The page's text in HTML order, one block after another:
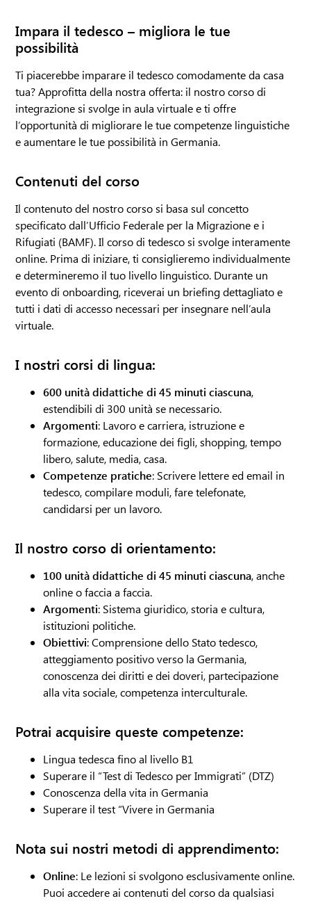
Impara il tedesco – migliora le tue
possibilità
Ti piacerebbe imparare il tedesco comodamente da casa
tua? Approfitta della nostra offerta: il nostro corso di
integrazione si svolge in aula virtuale e ti offre
l’opportunità di migliorare le tue competenze linguistiche
e aumentare le tue possibilità in Germania.
Contenuti del corso
Il contenuto del nostro corso si basa sul concetto
specificato dall’Ufficio Federale per la Migrazione e i
Rifugiati (BAMF). Il corso di tedesco si svolge interamente
online. Prima di iniziare, ti consiglieremo individualmente
e determineremo il tuo livello linguistico. Durante un
evento di onboarding, riceverai un briefing dettagliato e
tutti i dati di accesso necessari per insegnare nell’aula
virtuale.
I nostri corsi di lingua:
600 unità didattiche di 45 minuti ciascuna,
estendibili di 300 unità se necessario.
Argomenti: Lavoro e carriera, istruzione e
formazione, educazione dei figli, shopping, tempo
libero, salute, media, casa.
Competenze pratiche: Scrivere lettere ed email in
tedesco, compilare moduli, fare telefonate,
candidarsi per un lavoro.
Il nostro corso di orientamento:
100 unità didattiche di 45 minuti ciascuna, anche
online o faccia a faccia.
Argomenti: Sistema giuridico, storia e cultura,
istituzioni politiche.
Obiettivi: Comprensione dello Stato tedesco,
atteggiamento positivo verso la Germania,
conoscenza dei diritti e dei doveri, partecipazione
alla vita sociale, competenza interculturale.
Potrai acquisire queste competenze:
Lingua tedesca fino al livello B1
Superare il “Test di Tedesco per Immigrati” (DTZ)
Conoscenza della vita in Germania
Superare il test “Vivere in Germania
Nota sui nostri metodi di apprendimento:
Online: Le lezioni si svolgono esclusivamente online.
Puoi accedere ai contenuti del corso da qualsiasi